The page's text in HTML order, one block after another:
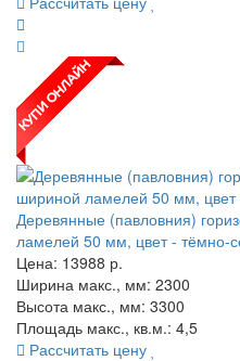
Деревянные (павловния)
ламелей 50 мм, цвет - тёмно-
Цена: 13988 р.
Ширина макс., мм: 2300
Высота макс., мм: 3300
Площадь макс., кв.м.: 4,5
Рассчитать цену